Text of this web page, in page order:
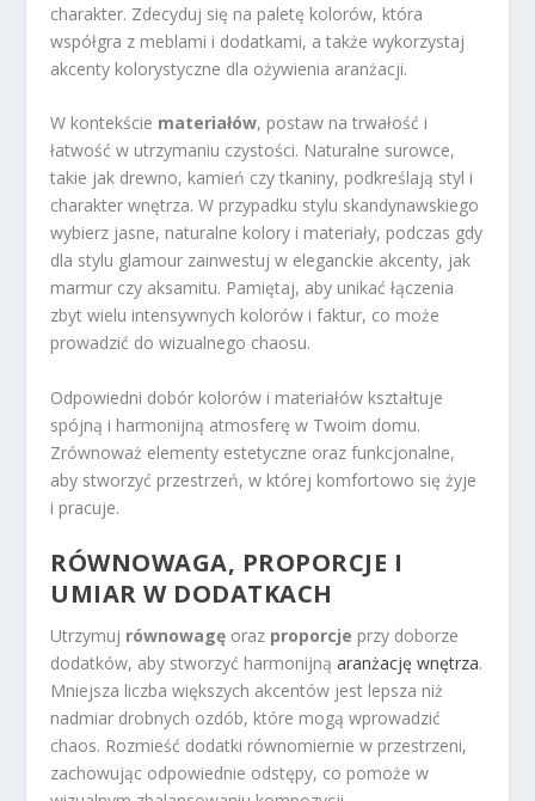
charakter. Zdecyduj się na paletę kolorów, która
współgra z meblami i dodatkami, a także wykorzystaj
akcenty kolorystyczne dla ożywienia aranżacji.
W kontekście materiałów, postaw na trwałość i
łatwość w utrzymaniu czystości. Naturalne surowce,
takie jak drewno, kamień czy tkaniny, podkreślają styl i
charakter wnętrza. W przypadku stylu skandynawskiego
wybierz jasne, naturalne kolory i materiały, podczas gdy
dla stylu glamour zainwestuj w eleganckie akcenty, jak
marmur czy aksamitu. Pamiętaj, aby unikać łączenia
zbyt wielu intensywnych kolorów i faktur, co może
prowadzić do wizualnego chaosu.
Odpowiedni dobór kolorów i materiałów kształtuje
spójną i harmonijną atmosferę w Twoim domu.
Zrównoważ elementy estetyczne oraz funkcjonalne,
aby stworzyć przestrzeń, w której komfortowo się żyje
i pracuje.
RÓWNOWAGA, PROPORCJE I
UMIAR W DODATKACH
Utrzymuj równowagę oraz proporcje przy doborze
dodatków, aby stworzyć harmonijnąaranżację wnętrza.
Mniejsza liczba większych akcentów jest lepsza niż
nadmiar drobnych ozdób, które mogą wprowadzić
chaos. Rozmieść dodatki równomiernie w przestrzeni,
zachowując odpowiednie odstępy, co pomoże w